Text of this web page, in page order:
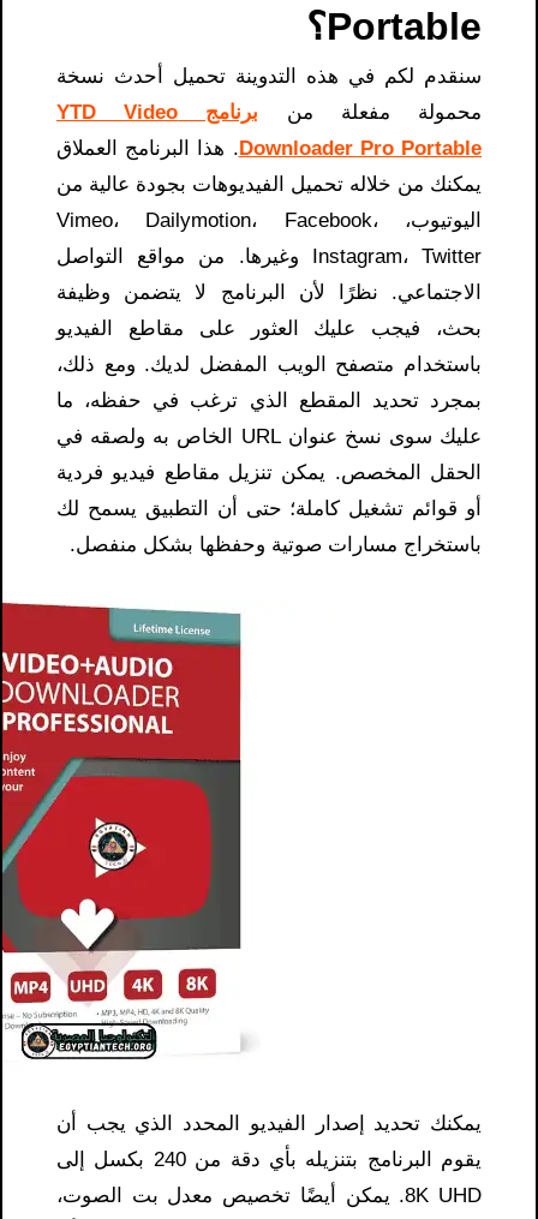
Portable؟
سنقدم لكم في هذه التدوينة تحميل أحدث نسخة
محمولة مفعلة من
برنامج YTD Video
Downloader Pro Portable . هذا البرنامج العملاق
يمكنك من خلاله تحميل الفيديوهات بجودة عالية من
اليوتيوب، Vimeo، Dailymotion، Facebook،
Instagram، Twitter وغيرها. من مواقع التواصل
الاجتماعي. نظرًا لأن البرنامج لا يتضمن وظيفة
بحث، فيجب عليك العثور على مقاطع الفيديو
باستخدام متصفح الويب المفضل لديك. ومع ذلك،
بمجرد تحديد المقطع الذي ترغب في حفظه، ما
عليك سوى نسخ عنوان URL الخاص به ولصقه في
الحقل المخصص. يمكن تنزيل مقاطع فيديو فردية
أو قوائم تشغيل كاملة؛ حتى أن التطبيق يسمح لك
باستخراج مسارات صوتية وحفظها بشكل منفصل.
يمكنك تحديد إصدار الفيديو المحدد الذي يجب أن
يقوم البرنامج بتنزيله بأي دقة من 240 بكسل إلى
8K UHD. يمكن أيضًا تخصيص معدل بت الصوت،